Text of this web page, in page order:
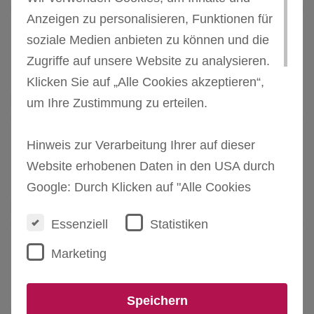
Geschenkt Geschenkt
Anzeigen zu personalisieren, Funktionen für
soziale Medien anbieten zu können und die
Zugriffe auf unsere Website zu analysieren.
Klicken Sie auf „Alle Cookies akzeptieren“,
um Ihre Zustimmung zu erteilen.
Hinweis zur Verarbeitung Ihrer auf dieser
Website erhobenen Daten in den USA durch
Google: Durch Klicken auf "Alle Cookies
Verarbeitung Ihrer Daten in den USA gemäss
Art. 49 Abs. 1 Satz 1 lit. a DSGVO
Essenziell Statistiken
Marketing
Speichern